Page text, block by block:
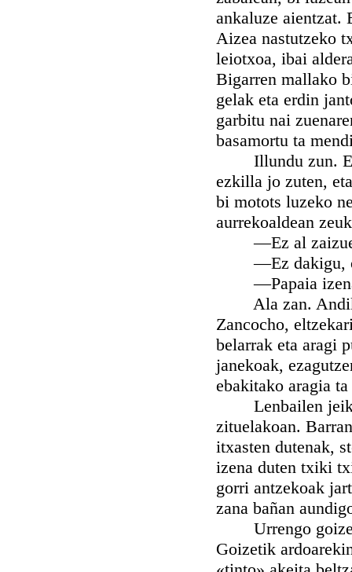
ankaluze aientzat.
Aizea nastutzeko
leiotxoa, ibai
Bigarren mallako
gelak eta erdin
garbitu nai
basamortu ta
Illundu zun.
ezkilla jo zuten,
bi motots luzeko
aurrekoaldean
—Ez al zaizue
—Ez dakigu,
—Papaia izena
Ala zan. Andik
Zancocho,
belarrak eta aragi
janekoak,
ebakitako aragia
Lenbailen jeiki
zituelakoan.
itxasten dutenak,
izena duten txiki
gorri antzekoak
zana bañan
Urrengo
Goizetik